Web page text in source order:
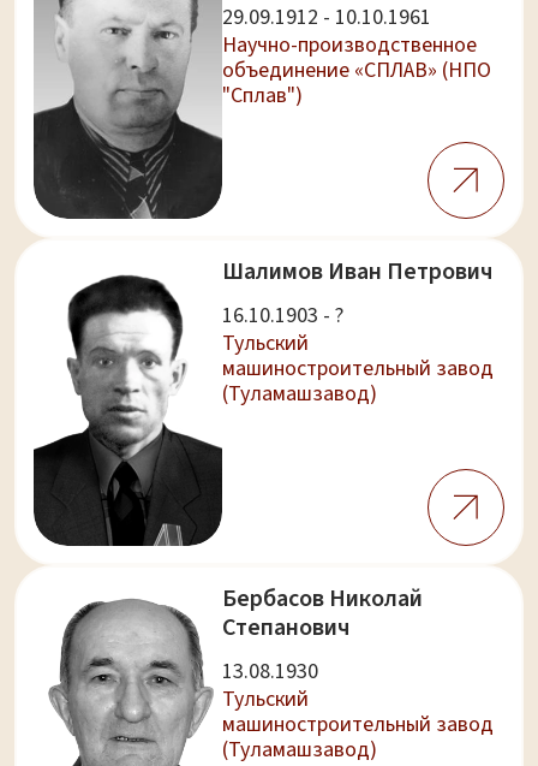
29.09.1912 - 10.10.1961
Научно-производственное
объединение «СПЛАВ» (НПО
"Сплав")
Шалимов Иван Петрович
16.10.1903 - ?
Тульский
машиностроительный завод
(Туламашзавод)
Бербасов Николай
Степанович
13.08.1930
Тульский
машиностроительный завод
(Туламашзавод)